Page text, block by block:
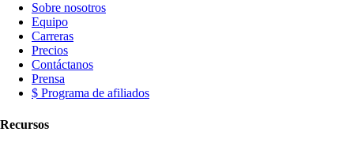
Sobre nosotros
Equipo
Carreras
Precios
Contáctanos
Prensa
$ Programa de afiliados
Recursos